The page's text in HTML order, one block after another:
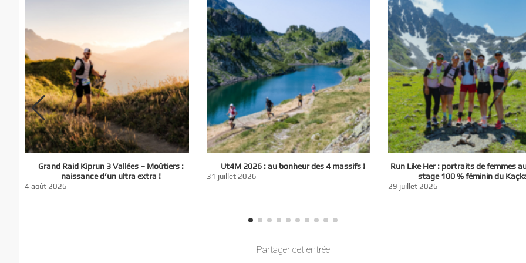
Grand Raid Kiprun 3 Vallées – Moûtiers :
naissance d’un ultra extra !
4 août 2026
Ut4M 2026 : au bonheur des 4 massifs !
31 juillet 2026
Run Like Her : portraits de femmes
stage 100 % féminin du
29 juillet 2026
Partager cet entrée